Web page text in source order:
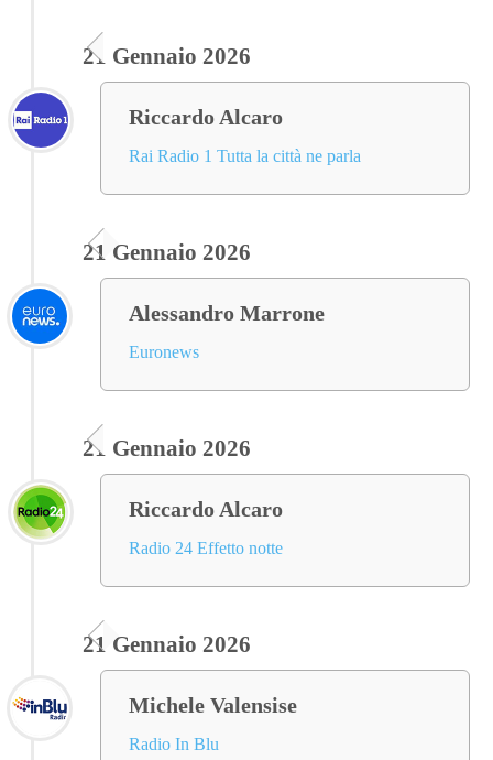
21 Gennaio 2026
Riccardo Alcaro
Rai Radio 1 Tutta la città ne parla
21 Gennaio 2026
Alessandro Marrone
Euronews
21 Gennaio 2026
Riccardo Alcaro
Radio 24 Effetto notte
21 Gennaio 2026
Michele Valensise
Radio In Blu